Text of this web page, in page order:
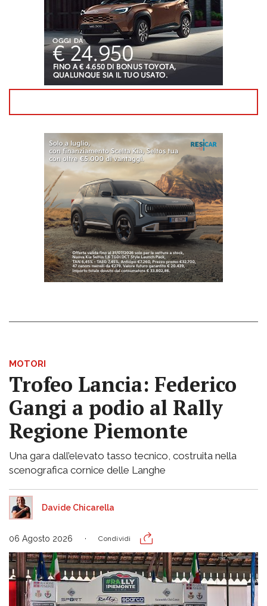
MOTORI
Trofeo Lancia: Federico
Gangi a podio al Rally
Regione Piemonte
Una gara dall’elevato tasso tecnico, costruita nella
scenografica cornice delle Langhe
Davide Chicarella
06 Agosto 2026 Condividi